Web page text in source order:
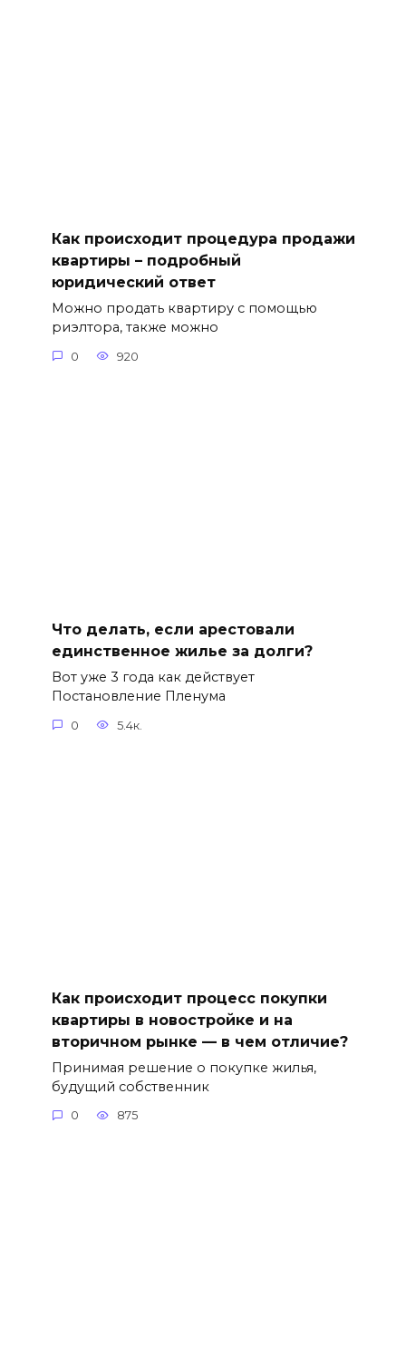
Как происходит процедура продажи
квартиры – подробный
юридический ответ
Можно продать квартиру с помощью
риэлтора, также можно
0 920
Что делать, если арестовали
единственное жилье за долги?
Вот уже 3 года как действует
Постановление Пленума
0 5.4к.
Как происходит процесс покупки
квартиры в новостройке и на
вторичном рынке — в чем отличие?
Принимая решение о покупке жилья,
будущий собственник
0 875